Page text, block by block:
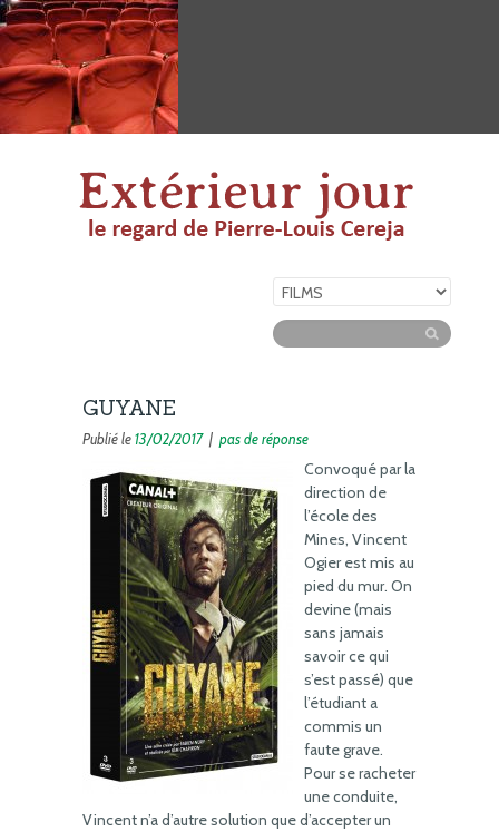
GUYANE
Publié le13/02/2017| pas de réponse
Convoqué par la
direction de
l’école des
Mines, Vincent
Ogier est mis au
pied du mur. On
devine (mais
sans jamais
savoir ce qui
s’est passé) que
l’étudiant a
commis un
faute grave.
Pour se racheter
une conduite,
Vincent n’a d’autre solution que d’accepter un